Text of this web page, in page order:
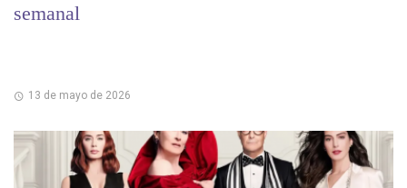
semanal
13 de mayo de 2026